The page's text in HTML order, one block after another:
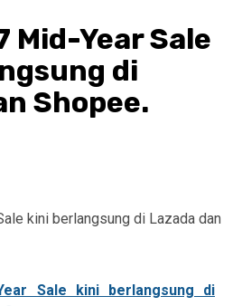
Mid-Year Sale
di
Shopee.